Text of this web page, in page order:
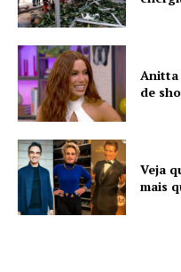
Anitta
de
Veja
mais